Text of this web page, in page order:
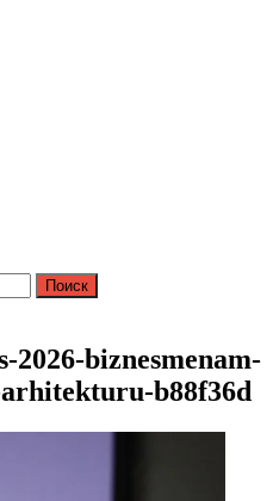
biznesmenam-
b88f36d